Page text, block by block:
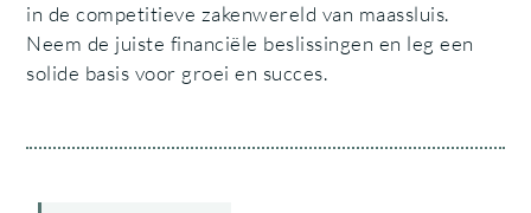
in de competitieve zakenwereld van maassluis.
Neem de juiste financiële beslissingen en leg een
solide basis voor groei en succes.